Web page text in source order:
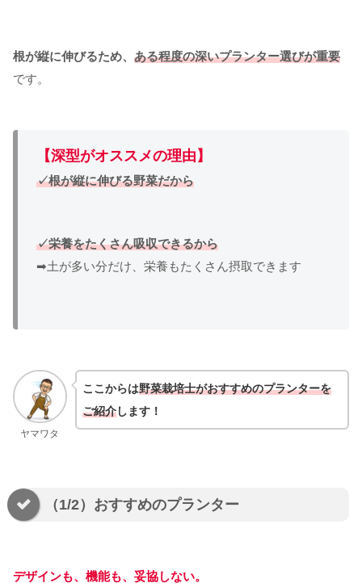
根が縦に伸びるため、 ある程度の深いプランター選びが重要
です。
【深型がオススメの理由】
✓根が縦に伸びる野菜だから
✓栄養をたくさん吸収できるから
➡土が多い分だけ、栄養もたくさん摂取できます
ヤマワタ
ここからは野菜栽培士がおすすめのプランターを
ご紹介します！
（1/2）おすすめのプランター
デザインも、機能も、妥協しない。